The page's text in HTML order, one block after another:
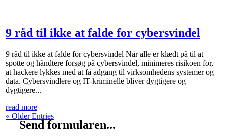
9 råd til ikke at falde for cybersvindel
9 råd til ikke at falde for cybersvindel Når alle er klædt på til at
spotte og håndtere forsøg på cybersvindel, minimeres risikoen for,
at hackere lykkes med at få adgang til virksomhedens systemer og
data. Cybersvindlere og IT-kriminelle bliver dygtigere og
dygtigere...
read more
« Older Entries
Send formularen...